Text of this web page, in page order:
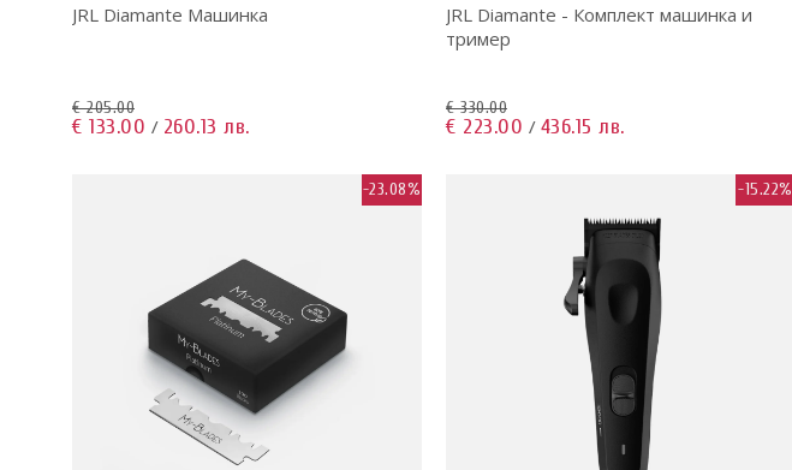
JRL Diamante Машинка
€ 205.00
€ 133.00 / 260.13 лв.
JRL Diamante - Комплект машинка и
тример
€ 330.00
€ 223.00 / 436.15 лв.
-23.08% -15.22%